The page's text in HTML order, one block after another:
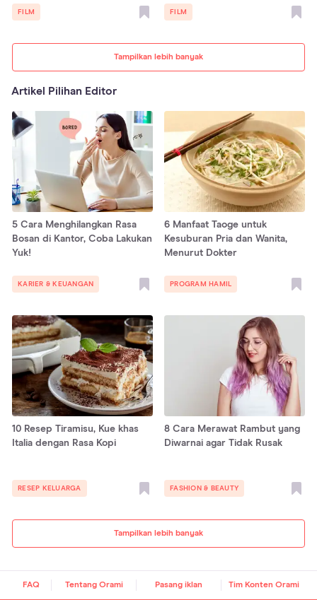
Tampilkan lebih banyak
FILM FILM
Artikel Pilihan Editor
Tampilkan lebih banyak
5 Cara Menghilangkan Rasa
Bosan di Kantor, Coba Lakukan
Yuk!
KARIER & KEUANGAN
6 Manfaat Taoge untuk
Kesuburan Pria dan Wanita,
Menurut Dokter
PROGRAM HAMIL
10 Resep Tiramisu, Kue khas
Italia dengan Rasa Kopi
RESEP KELUARGA
8 Cara Merawat Rambut yang
Diwarnai agar Tidak Rusak
FASHION & BEAUTY
FAQ Tentang Orami Pasang iklan Tim Konten Orami